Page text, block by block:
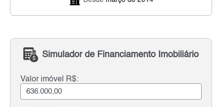
Simulador de Financiamento Imobiliário
Valor imóvel R$: